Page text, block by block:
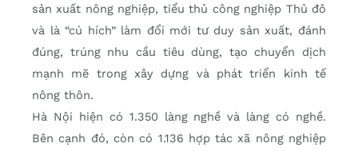
sản xuất nông nghiệp, tiểu thủ công nghiệp Thủ đô
và là “cú hích” làm đổi mới tư duy sản xuất, đánh
đúng, trúng nhu cầu tiêu dùng, tạo chuyển dịch
mạnh mẽ trong xây dựng và phát triển kinh tế
nông thôn.
Hà Nội hiện có 1.350 làng nghề và làng có nghề.
Bên cạnh đó, còn có 1.136 hợp tác xã nông nghiệp